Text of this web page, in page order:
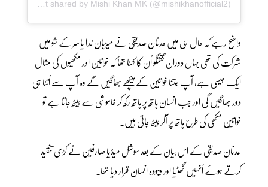
واضح رہے کہ حال ہی میں عدنان صدیقی نے میزبان ندا یاسر کے شو میں
شرکت کی تھی جہاں دوران گفتگو اُن کا کہنا تھا کہ خواتین اور مکھیوں کی مثال
ایک جیسی ہے، آپ جتنا خواتین کے پیچھے بھاگیں گے وہ آپ سے اُتنا ہی
دور بھاگیں گی اور جب انسان ہاتھ پر ہاتھ رکھ کر خاموشی سے بیٹھ جاتا ہے تو
خواتین مکھی کی طرح ہاتھ پر آکر بیٹھ جاتی ہیں۔
عدنان صدیقی کے اس بیان کے بعد سوشل میڈیا صارفین نے کڑی تنقید
کرتے ہوئے اُنہیں گھٹیا اور بیہودہ انسان قرار دیا تھا۔